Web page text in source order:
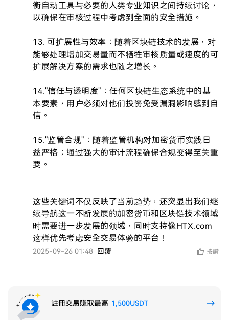
衡自动工具与必要的人类专业知识之间持续讨论，
以确保在审核过程中考虑到全面的安全措施。
13. 可扩展性与效率：随着区块链技术的发展，对
能够处理增加交易量而不牺牲审核质量或速度的可
扩展解决方案的需求也随之增长。
14."信任与透明度"：任何区块链生态系统中的基
本要素，用户必须对他们投资免受漏洞影响感到自
信。
15."监管合规"：随着监管机构对加密货币实践日
益严格；通过强大的审计流程确保合规变得至关重
要。
这些关键词不仅反映了当前趋势，还突显出我们继
续导航这一不断发展的加密货币和区块链技术领域
时需要进一步发展的领域，同时支持像HTX.com
这样优先考虑安全交易体验的平台！
2025-09-26 01:48 回覆 按讚
註冊交易賺取最高 1,500USDT